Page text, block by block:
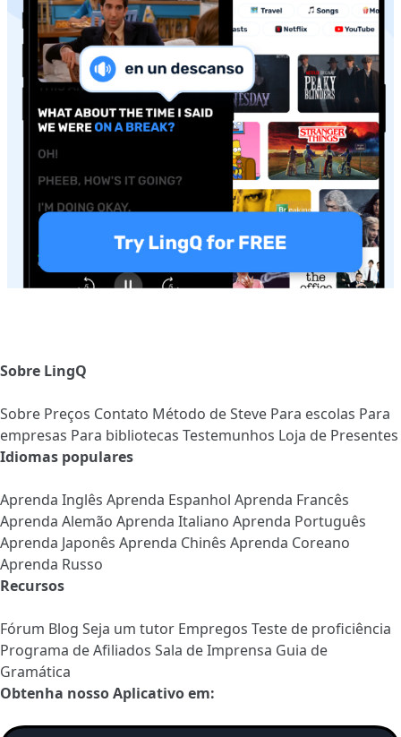
Sobre LingQ
Sobre Preços Contato Método de Steve Para escolas Para
empresas Para bibliotecas Testemunhos Loja de Presentes
Idiomas populares
Aprenda Inglês Aprenda Espanhol Aprenda Francês
Aprenda Alemão Aprenda Italiano Aprenda Português
Aprenda Japonês Aprenda Chinês Aprenda Coreano
Aprenda Russo
Recursos
Fórum Blog Seja um tutor Empregos Teste de proficiência
Programa de Afiliados Sala de Imprensa Guia de
Gramática
Obtenha nosso Aplicativo em: